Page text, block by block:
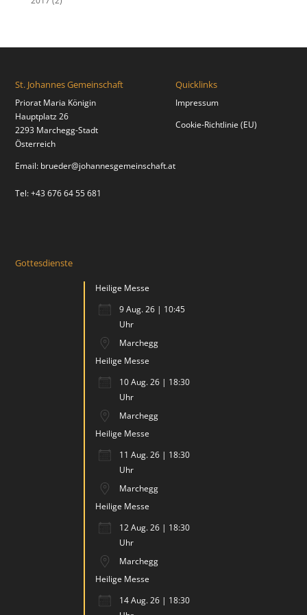
St. Johannes Gemeinschaft
Priorat Maria Königin
Hauptplatz 26
2293 Marchegg-Stadt
Österreich
Email: brueder@johannesgemeinschaft.at
Tel: +43 676 64 55 681
Quicklinks
Impressum
Cookie-Richtlinie (EU)
Gottesdienste
Heilige Messe
9 Aug. 26 | 10:45
Uhr
Marchegg
Heilige Messe
10 Aug. 26 | 18:30
Uhr
Marchegg
Heilige Messe
11 Aug. 26 | 18:30
Uhr
Marchegg
Heilige Messe
12 Aug. 26 | 18:30
Uhr
Marchegg
Heilige Messe
14 Aug. 26 | 18:30